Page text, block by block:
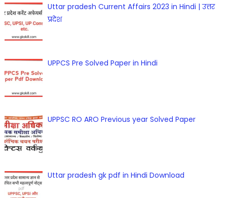
Uttar pradesh Current Affairs 2023 in Hindi | उत्तर
प्रदेश
UPPCS Pre Solved Paper in Hindi
UPPSC RO ARO Previous year Solved Paper
Uttar pradesh gk pdf in Hindi Download